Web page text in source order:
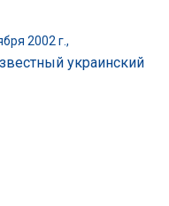
2002 г.,
украинский